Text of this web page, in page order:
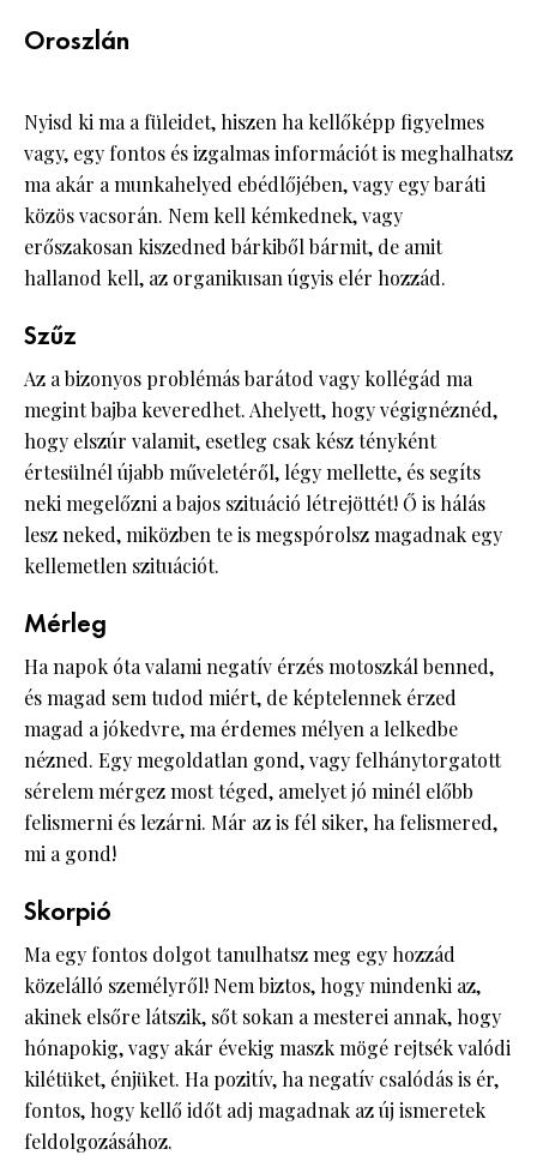
Oroszlán
Nyisd ki ma a füleidet, hiszen ha kellőképp figyelmes
vagy, egy fontos és izgalmas információt is meghalhatsz
ma akár a munkahelyed ebédlőjében, vagy egy baráti
közös vacsorán. Nem kell kémkednek, vagy
erőszakosan kiszedned bárkiből bármit, de amit
hallanod kell, az organikusan úgyis elér hozzád.
Szűz
Az a bizonyos problémás barátod vagy kollégád ma
megint bajba keveredhet. Ahelyett, hogy végignéznéd,
hogy elszúr valamit, esetleg csak kész tényként
értesülnél újabb műveletéről, légy mellette, és segíts
neki megelőzni a bajos szituáció létrejöttét! Ő is hálás
lesz neked, miközben te is megspórolsz magadnak egy
kellemetlen szituációt.
Mérleg
Ha napok óta valami negatív érzés motoszkál benned,
és magad sem tudod miért, de képtelennek érzed
magad a jókedvre, ma érdemes mélyen a lelkedbe
nézned. Egy megoldatlan gond, vagy felhánytorgatott
sérelem mérgez most téged, amelyet jó minél előbb
felismerni és lezárni. Már az is fél siker, ha felismered,
mi a gond!
Skorpió
Ma egy fontos dolgot tanulhatsz meg egy hozzád
közelálló személyről! Nem biztos, hogy mindenki az,
akinek elsőre látszik, sőt sokan a mesterei annak, hogy
hónapokig, vagy akár évekig maszk mögé rejtsék valódi
kilétüket, énjüket. Ha pozitív, ha negatív csalódás is ér,
fontos, hogy kellő időt adj magadnak az új ismeretek
feldolgozásához.